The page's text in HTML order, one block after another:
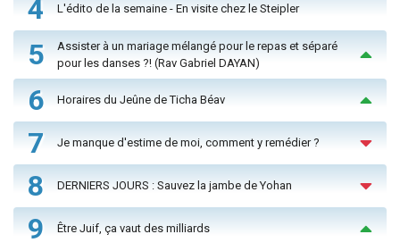
4 L'édito de la semaine - En visite chez le Steipler
5
Assister à un mariage mélangé pour le repas et séparé
pour les danses ?! (Rav Gabriel DAYAN)
6 Horaires du Jeûne de Ticha Béav
7 Je manque d'estime de moi, comment y remédier ?
8 DERNIERS JOURS : Sauvez la jambe de Yohan
9 Être Juif, ça vaut des milliards